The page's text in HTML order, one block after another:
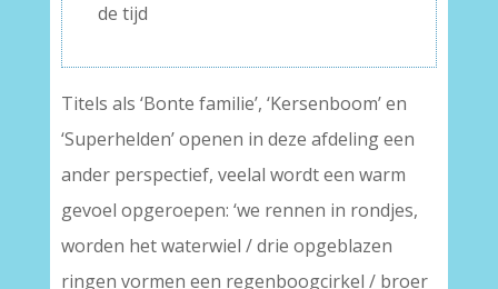
de tijd
Titels als ‘Bonte familie’, ‘Kersenboom’ en
‘Superhelden’ openen in deze afdeling een
ander perspectief, veelal wordt een warm
gevoel opgeroepen: ‘we rennen in rondjes,
worden het waterwiel / drie opgeblazen
ringen vormen een regenboogcirkel / broer